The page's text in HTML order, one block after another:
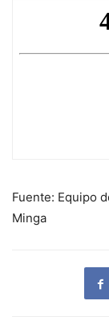
Fuente: Equipo
Minga